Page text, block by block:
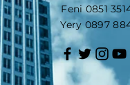
Feni0851
Yery0897